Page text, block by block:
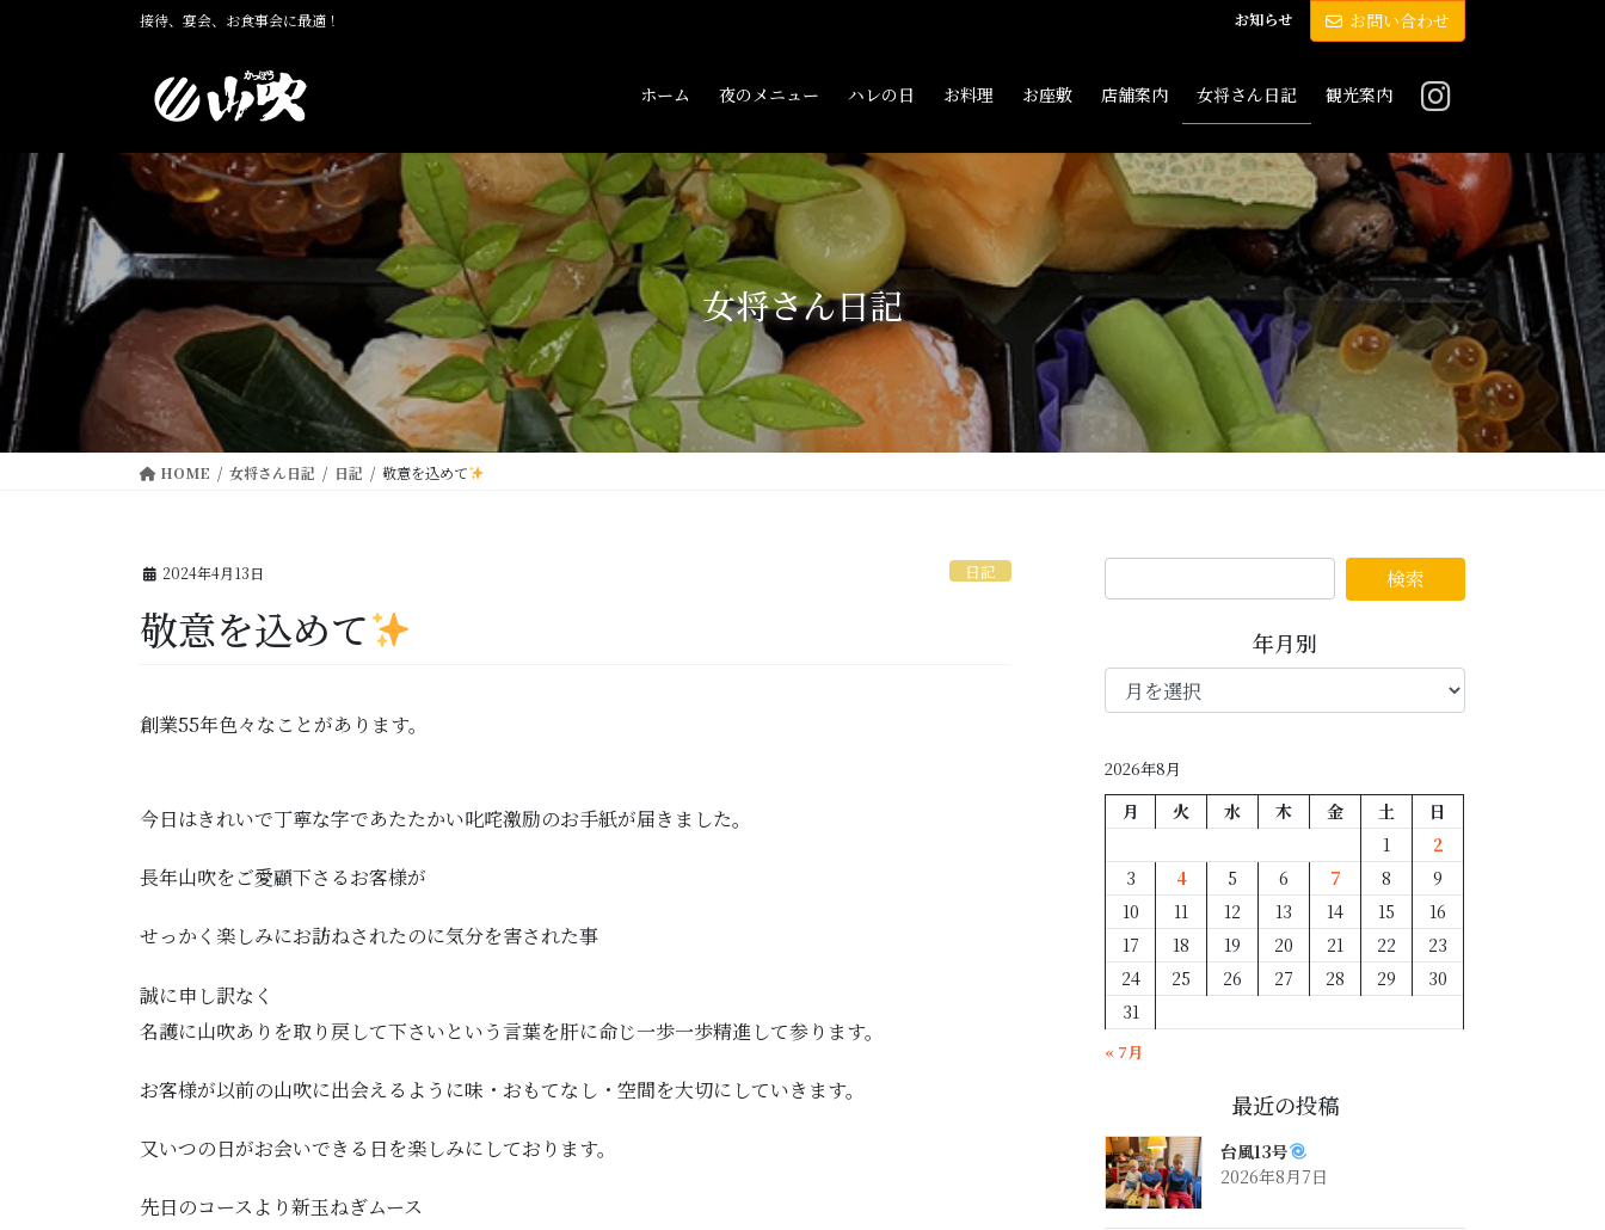
移
動
接待、宴会、お食事会に最適！ お知らせ お問い合わせ
ホーム 夜のメニュー ハレの日 お料理 お座敷 店舗案内 女将さん日記 観光案内
女将さん日記
HOME 女将さん日記 日記 敬意を込めて
2024年4月13日 日記
敬意を込めて
創業55年色々なことがあります。
今日はきれいで丁寧な字であたたかい叱咤激励のお手紙が届きました。
長年山吹をご愛顧下さるお客様が
せっかく楽しみにお訪ねされたのに気分を害された事
誠に申し訳なく
名護に山吹ありを取り戻して下さいという言葉を肝に命じ一歩一歩精進して参ります。
お客様が以前の山吹に出会えるように味・おもてなし・空間を大切にしていきます。
又いつの日がお会いできる日を楽しみにしております。
先日のコースより新玉ねぎムース
年月別
年
2026年8月
月 火 水 木 金 土
日
1
2
3
4 5 6 7 8
9
10
11 12 13 14 15
16
17
18 19 20 21 22
23
24
25 26 27 28 29
30
31
« 7月
最近の投稿
台風13号
2026年8月7日